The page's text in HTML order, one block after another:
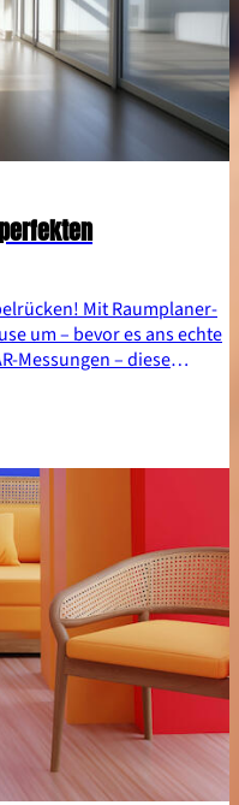
Mit Raumplaner-
um – bevor es ans echte
Messungen – diese